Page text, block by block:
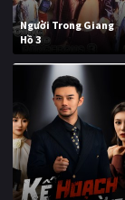
Người Trong Giang
Hồ 3